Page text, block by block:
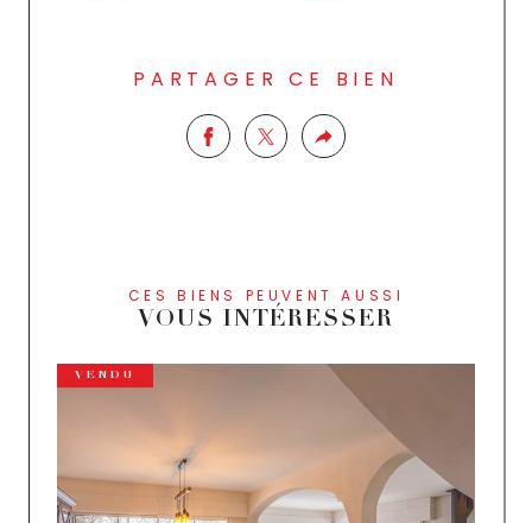
PARTAGER CE BIEN
CES BIENS PEUVENT AUSSI
VOUS INTÉRESSER
VENDU